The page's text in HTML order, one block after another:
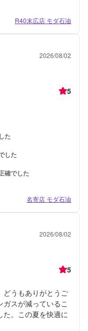
R40末広店 モダ石油
2026/08/02
5
た
した
確でした
名寄店 モダ石油
2026/08/02
5
どうもありがとうご
スが減っているこ
た。この夏を快適に